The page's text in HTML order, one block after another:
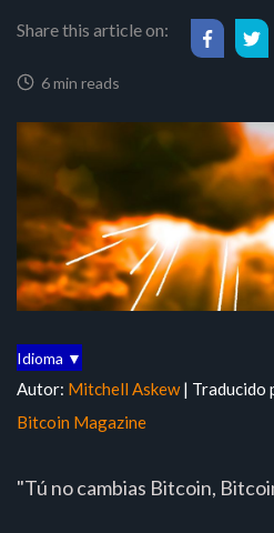
Share this article on:
6 min reads
Idioma ▼
Autor: Mitchell Askew| Traducido
Bitcoin Magazine
"Tú no cambias Bitcoin,